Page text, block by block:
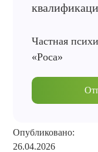
Опубликовано:
26.04.2026
Частная
«Роса»